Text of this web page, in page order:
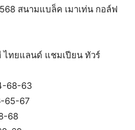
สนามแบล็ค เมาเท่น กอล์ฟ
ไทยแลนด์ แชมเปียน ทัวร์
68-63
65-67
68